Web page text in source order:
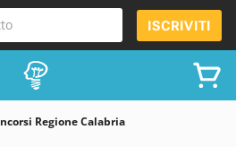
ISCRIVITI
Regione Calabria